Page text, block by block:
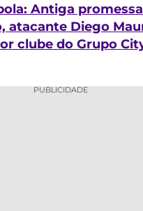
Antiga
atacante Diego
clube do Grupo
PUBLICIDADE